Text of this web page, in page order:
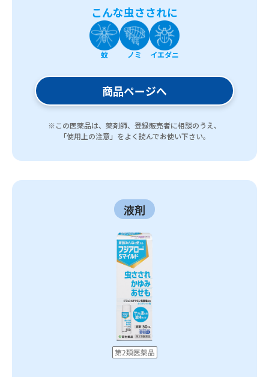
こんな虫さされに
蚊 ノミ イエダニ
商品ページへ
※この医薬品は、薬剤師、登録販売者に相談のうえ、
「使用上の注意」をよく読んでお使い下さい。
液剤